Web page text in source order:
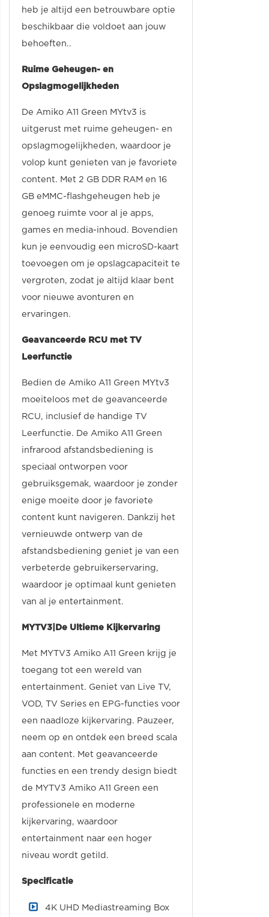
heb je altijd een betrouwbare optie
beschikbaar die voldoet aan jouw
behoeften..
Ruime Geheugen- en
Opslagmogelijkheden
De Amiko A11 Green MYtv3 is
uitgerust met ruime geheugen- en
opslagmogelijkheden, waardoor je
volop kunt genieten van je favoriete
content. Met 2 GB DDR RAM en 16
GB eMMC-flashgeheugen heb je
genoeg ruimte voor al je apps,
games en media-inhoud. Bovendien
kun je eenvoudig een microSD-kaart
toevoegen om je opslagcapaciteit te
vergroten, zodat je altijd klaar bent
voor nieuwe avonturen en
ervaringen.
Geavanceerde RCU met TV
Leerfunctie
Bedien de Amiko A11 Green MYtv3
moeiteloos met de geavanceerde
RCU, inclusief de handige TV
Leerfunctie. De Amiko A11 Green
infrarood afstandsbediening is
speciaal ontworpen voor
gebruiksgemak, waardoor je zonder
enige moeite door je favoriete
content kunt navigeren. Dankzij het
vernieuwde ontwerp van de
afstandsbediening geniet je van een
verbeterde gebruikerservaring,
waardoor je optimaal kunt genieten
van al je entertainment.
MYTV3|De Ultieme Kijkervaring
Met MYTV3 Amiko A11 Green krijg je
toegang tot een wereld van
entertainment. Geniet van Live TV,
VOD, TV Series en EPG-functies voor
een naadloze kijkervaring. Pauzeer,
neem op en ontdek een breed scala
aan content. Met geavanceerde
functies en een trendy design biedt
de MYTV3 Amiko A11 Green een
professionele en moderne
kijkervaring, waardoor
entertainment naar een hoger
niveau wordt getild.
Specificatie
4K UHD Mediastreaming Box